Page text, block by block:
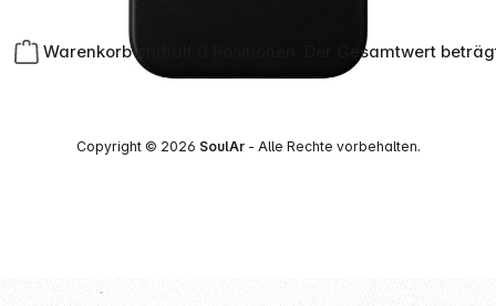
Warenkorb enthält 0 Positionen. Der Gesamtwert
Copyright © 2026 SoulAr- Alle Rechte vorbehalten.